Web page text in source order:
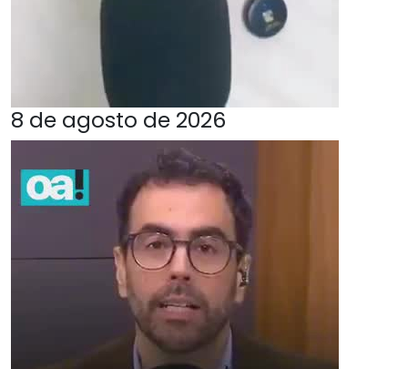
8 de agosto de 2026